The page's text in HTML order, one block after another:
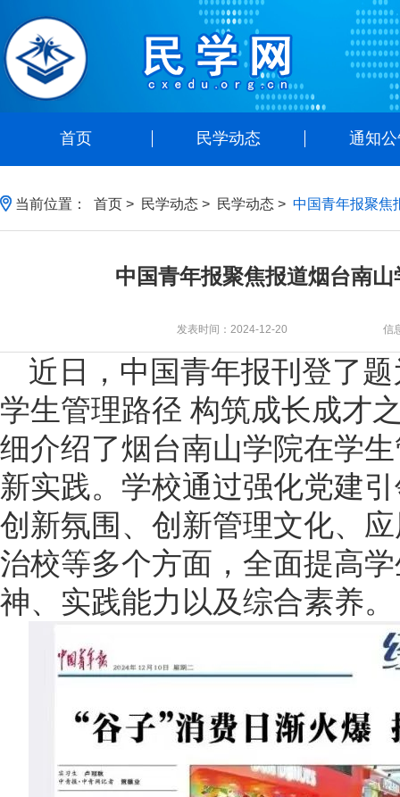
首页 民学动态 通知
当前位置： 首页 > 民学动态 > 民学动态 > 中国青年报聚焦
中国青年报聚焦报道烟台南
发表时间：2024-12-20 信
近日，中国青年报刊登了
学生管理路径 构筑成长成才
细介绍了烟台南山学院在学
新实践。学校通过强化党建
创新氛围、创新管理文化、
治校等多个方面，全面提高
神、实践能力以及综合素养。